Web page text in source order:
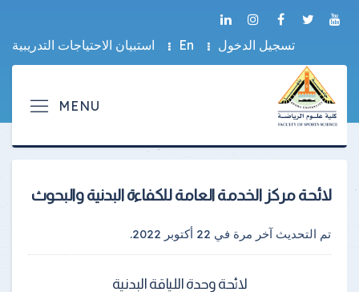
تسجيل الدخول En استبيان الاحتياجات التدريبية
لائحة مركز الخدمة العامة للكفاءة البدنية والبحوث
تم التحديث آخر مرة في 22 أكتوبر 2022 .
لائحة وحدة اللياقة البدنية